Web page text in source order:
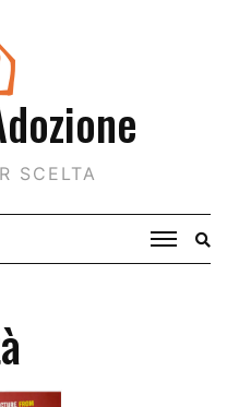
SCELTA